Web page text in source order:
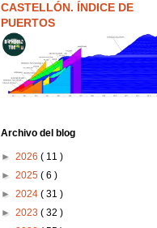
CASTELLÓN. ÍNDICE DE
PUERTOS
Archivo del blog
► 2026 ( 11 )
► 2025 ( 6 )
► 2024 ( 31 )
► 2023 ( 32 )